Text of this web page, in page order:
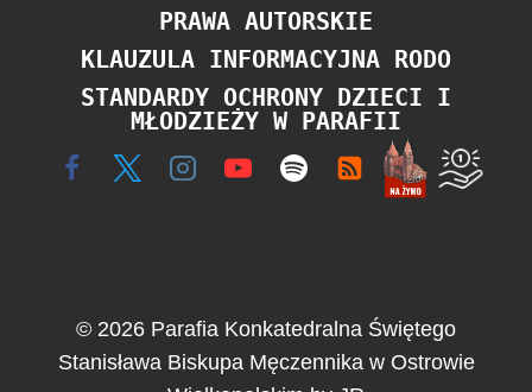
PRAWA AUTORSKIE
KLAUZULA INFORMACYJNA RODO
STANDARDY OCHRONY DZIECI I
MŁODZIEŻY W PARAFII
© 2026 Parafia Konkatedralna Świętego
Stanisława Biskupa Męczennika w Ostrowie